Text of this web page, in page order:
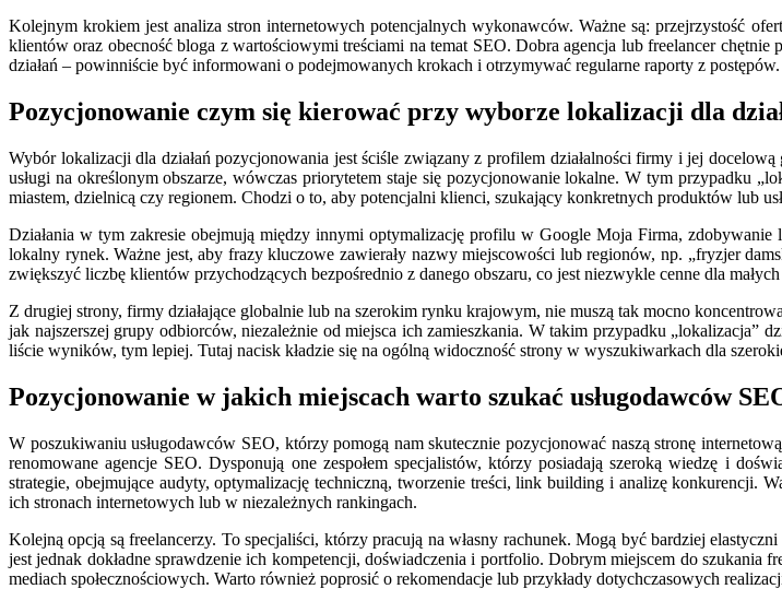
Kolejnym krokiem jest analiza stron internetowych potencjalnych wykonawców. Ważne są: przejrzystość
klientów oraz obecność bloga z wartościowymi treściami na temat SEO. Dobra agencja lub freelancer
działań – powinniście być informowani o podejmowanych krokach i otrzymywać regularne raporty z postępów.
Pozycjonowanie czym się kierować przy wyborze lokalizacji dla
Wybór lokalizacji dla działań pozycjonowania jest ściśle związany z profilem działalności firmy i jej
usługi na określonym obszarze, wówczas priorytetem staje się pozycjonowanie lokalne. W tym przypadku
miastem, dzielnicą czy regionem. Chodzi o to, aby potencjalni klienci, szukający konkretnych produktów lub
Działania w tym zakresie obejmują między innymi optymalizację profilu w Google Moja Firma,
lokalny rynek. Ważne jest, aby frazy kluczowe zawierały nazwy miejscowości lub regionów, np. „fryzjer
zwiększyć liczbę klientów przychodzących bezpośrednio z danego obszaru, co jest niezwykle cenne dla
Z drugiej strony, firmy działające globalnie lub na szerokim rynku krajowym, nie muszą tak mocno
jak najszerszej grupy odbiorców, niezależnie od miejsca ich zamieszkania. W takim przypadku
liście wyników, tym lepiej. Tutaj nacisk kładzie się na ogólną widoczność strony w wyszukiwarkach dla
Pozycjonowanie w jakich miejscach warto szukać usługodawców
W poszukiwaniu usługodawców SEO, którzy pomogą nam skutecznie pozycjonować naszą stronę
renomowane agencje SEO. Dysponują one zespołem specjalistów, którzy posiadają szeroką wiedzę i
strategie, obejmujące audyty, optymalizację techniczną, tworzenie treści, link building i analizę konkurencji.
ich stronach internetowych lub w niezależnych rankingach.
Kolejną opcją są freelancerzy. To specjaliści, którzy pracują na własny rachunek. Mogą być bardziej
jest jednak dokładne sprawdzenie ich kompetencji, doświadczenia i portfolio. Dobrym miejscem do szukania
mediach społecznościowych. Warto również poprosić o rekomendacje lub przykłady dotychczasowych